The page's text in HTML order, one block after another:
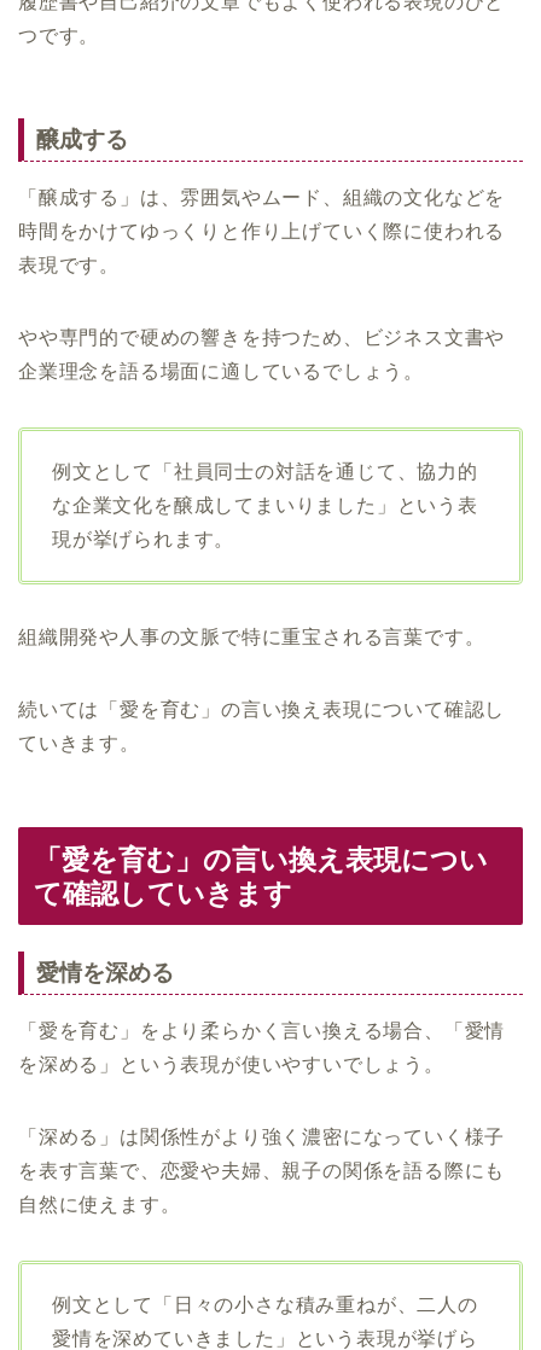
つです。
醸成する
「醸成する」は、雰囲気やムード、組織の文化などを
時間をかけてゆっくりと作り上げていく際に使われる
表現です。
やや専門的で硬めの響きを持つため、ビジネス文書や
企業理念を語る場面に適しているでしょう。
例文として「社員同士の対話を通じて、協力的
な企業文化を醸成してまいりました」という表
現が挙げられます。
組織開発や人事の文脈で特に重宝される言葉です。
続いては「愛を育む」の言い換え表現について確認し
ていきます。
「愛を育む」の言い換え表現につい
て確認していきます
愛情を深める
「愛を育む」をより柔らかく言い換える場合、「愛情
を深める」という表現が使いやすいでしょう。
「深める」は関係性がより強く濃密になっていく様子
を表す言葉で、恋愛や夫婦、親子の関係を語る際にも
自然に使えます。
例文として「日々の小さな積み重ねが、二人の
愛情を深めていきました」という表現が挙げら